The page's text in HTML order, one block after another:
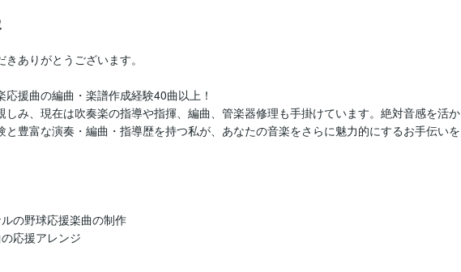
ありがとうございます。
応援曲の編曲・楽譜作成経験40曲以上！
しみ、現在は吹奏楽の指導や指揮、編曲、管楽器修理も手掛けています。絶対音感を活か
と豊富な演奏・編曲・指導歴を持つ私が、あなたの音楽をさらに魅力的にするお手伝いを